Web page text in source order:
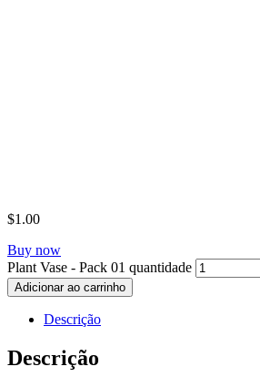
$1.00
Buy now
Plant Vase - Pack 01 quantidade
Adicionar ao carrinho
Descrição
Descrição